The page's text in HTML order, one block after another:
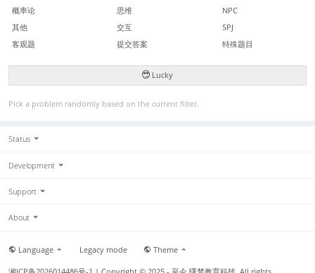
概率论
思维
NPC
其他
交互
SPJ
客观题
提交答案 特殊题目
Lucky
Pick a problem randomly based on the current filter.
Status
Development
Support
About
Language Legacy mode Theme